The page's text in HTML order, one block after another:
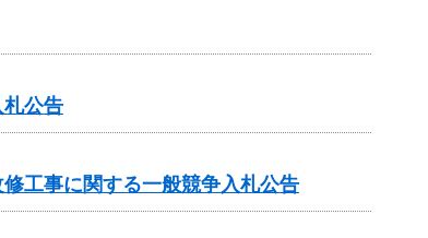
公告
工事に関する一般競争入札公告